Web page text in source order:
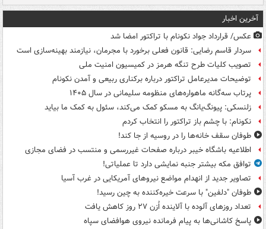
آخرین اخبار
عکس/ قرارداد جواد نکونام با تراکتور امضا شد
سردار قاسم رضایی: قانون فعلی برخورد با مجرمان، نیازمند بهینه‌سازی است
تصویب کلیات طرح تنگه هرمز در کمیسیون امنیت ملی
توضیحات مدیرعامل تراکتور درباره برکناری ربیعی و آمدن نکونام
پرتاب سه‌گانه ماهواره‌های منظومه سلیمانی در سال ۱۴۰۵
زلنسکی: پیونگ‌یانگ به مسکو کمک می‌کند، سئول به کمک ما بیاید
نکونام: با چشم باز تراکتور را انتخاب کردم
طوفان سقف خانه‌ها را در روسیه از جا ‌کند!
اطلاعیه باشگاه خیبر درباره صفحات غیررسمی و منتسب در فضای مجازی
توافق مکه بیشتر جنبه نمایشی دارد تا عملیاتی!
تصاویر جدید از انهدام مواضع نیروهای آمریکایی در غرب آسیا
طوفان "دلفین" با سرعت خیره‌کننده به چین رسید!
تعداد روزهای آلوده با آلاینده اُزن ۲۷ روز کاهش یافت
پاسخ کاشانی‌ها به پیام فرمانده نیروی هوافضای سپاه